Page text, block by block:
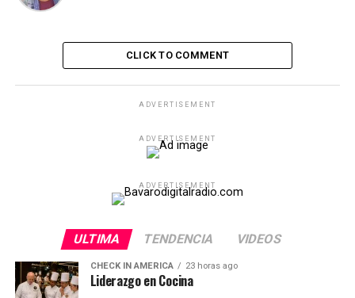
CLICK TO COMMENT
ADVERTISEMENT
ADVERTISEMENT
ADVERTISEMENT
ULTIMA TENDENCIA VIDEOS
CHECK IN AMERICA 23 horas ago
Liderazgo en Cocina